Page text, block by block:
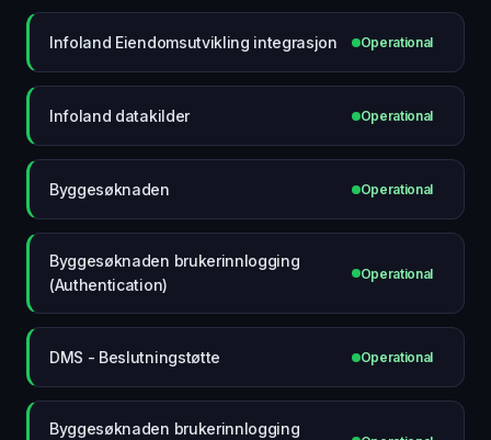
Infoland Eiendomsutvikling integrasjon Operational
Infoland datakilder Operational
Byggesøknaden Operational
Byggesøknaden brukerinnlogging
(Authentication)
Operational
DMS - Beslutningstøtte Operational
Byggesøknaden brukerinnlogging